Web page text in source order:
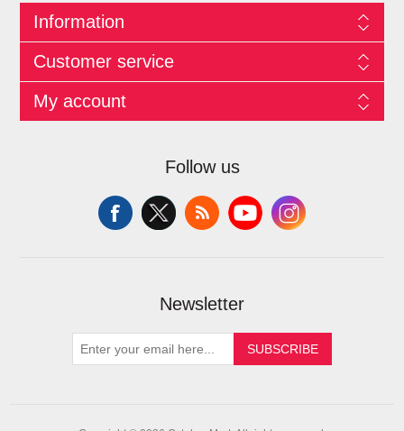
Information
Customer service
My account
Follow us
Newsletter
SUBSCRIBE